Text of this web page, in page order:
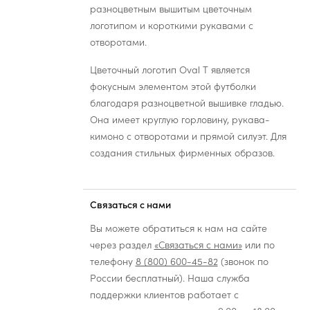
разноцветным вышитым цветочным
логотипом и короткими рукавами с
отворотами.
Цветочный логотип Oval T является
фокусным элементом этой футболки
благодаря разноцветной вышивке гладью.
Она имеет круглую горловину, рукава-
кимоно с отворотами и прямой силуэт. Для
создания стильных фирменных образов.
Связаться с нами
Вы можете обратиться к нам на сайте
через раздел «Связаться с нами»или по
телефону 8 (800) 600-45-82(звонок по
России бесплатный). Наша служба
поддержки клиентов работает с